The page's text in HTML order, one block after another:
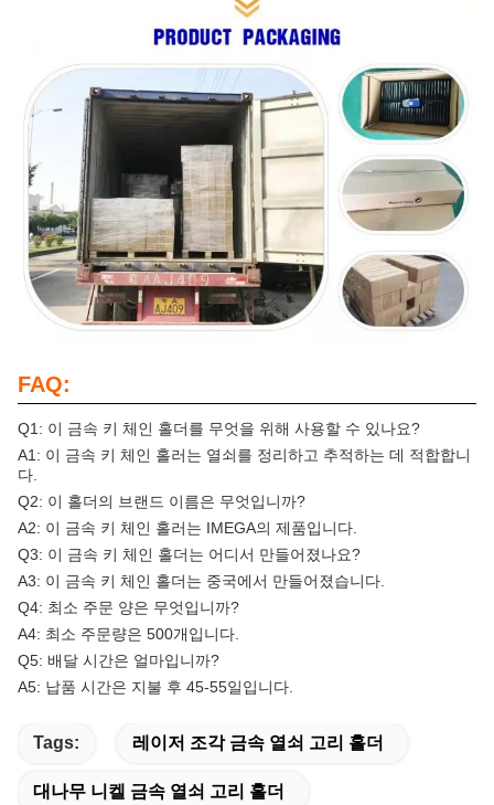
FAQ:
Q1: 이 금속 키 체인 홀더를 무엇을 위해 사용할 수 있나요?
A1: 이 금속 키 체인 홀러는 열쇠를 정리하고 추적하는 데 적합합니
다.
Q2: 이 홀더의 브랜드 이름은 무엇입니까?
A2: 이 금속 키 체인 홀러는 IMEGA의 제품입니다.
Q3: 이 금속 키 체인 홀더는 어디서 만들어졌나요?
A3: 이 금속 키 체인 홀더는 중국에서 만들어졌습니다.
Q4: 최소 주문 양은 무엇입니까?
A4: 최소 주문량은 500개입니다.
Q5: 배달 시간은 얼마입니까?
A5: 납품 시간은 지불 후 45-55일입니다.
Tags: 레이저 조각 금속 열쇠 고리 홀더
대나무 니켈 금속 열쇠 고리 홀더